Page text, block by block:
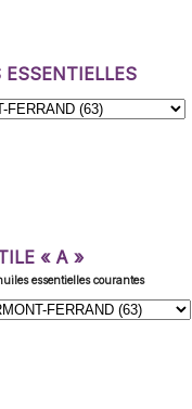
« A »
essentielles courantes